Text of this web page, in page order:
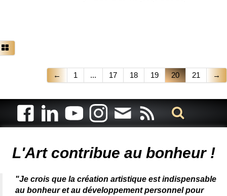
← 1 ... 17 18 19 20 21 →
L'Art contribue au bonheur !
"Je crois que la création artistique est indispensable
au bonheur et au développement personnel pour